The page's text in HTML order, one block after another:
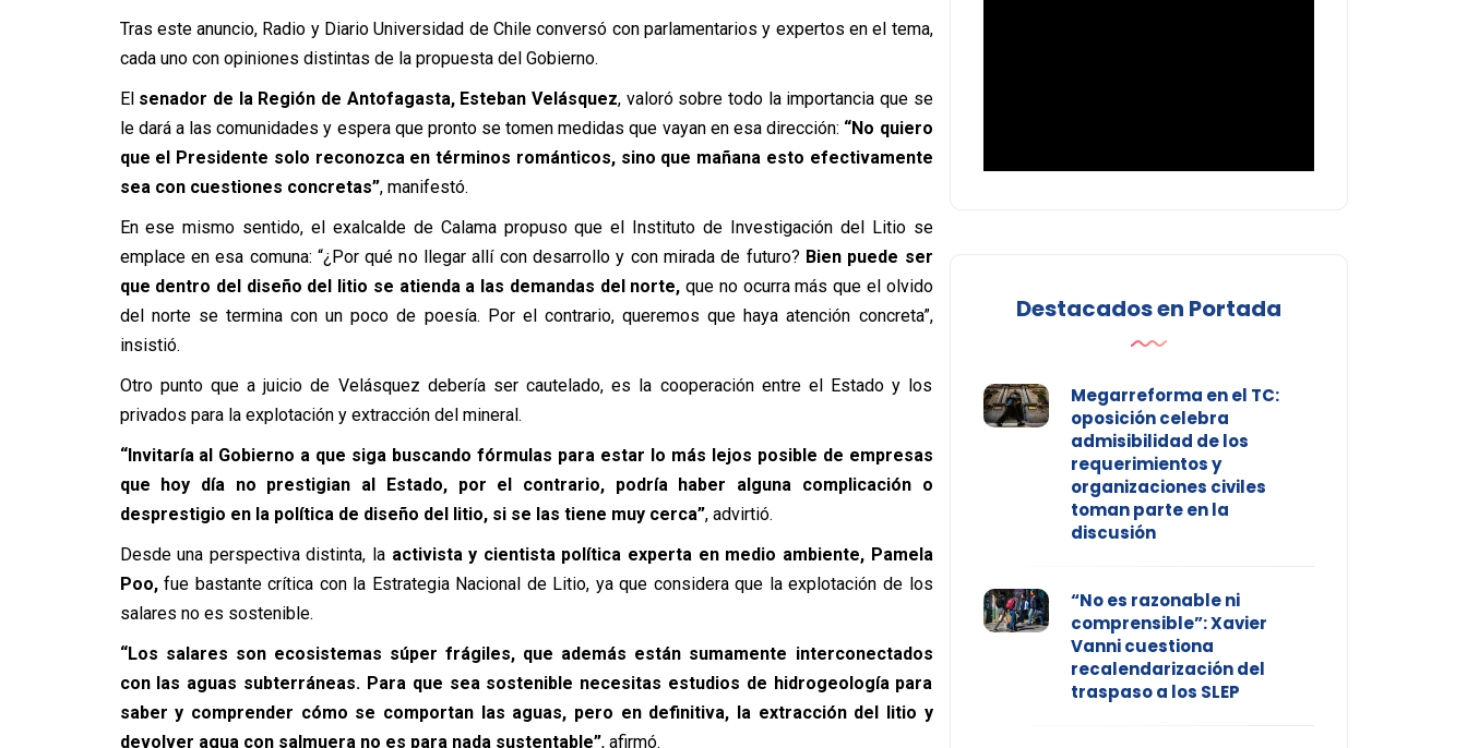
Tras este anuncio, Radio y Diario Universidad de Chile conversó con parlamentarios y expertos en el tema,
cada uno con opiniones distintas de la propuesta del Gobierno.
El senador de la Región de Antofagasta, Esteban Velásquez, valoró sobre todo la importancia que se
le dará a las comunidades y espera que pronto se tomen medidas que vayan en esa dirección: “No quiero
que el Presidente solo reconozca en términos románticos, sino que mañana esto efectivamente
sea con cuestiones concretas”, manifestó.
En ese mismo sentido, el exalcalde de Calama propuso que el Instituto de Investigación del Litio se
emplace en esa comuna: “¿Por qué no llegar allí con desarrollo y con mirada de futuro? Bien puede ser
que dentro del diseño del litio se atienda a las demandas del norte, que no ocurra más que el olvido
del norte se termina con un poco de poesía. Por el contrario, queremos que haya atención concreta”,
insistió.
Otro punto que a juicio de Velásquez debería ser cautelado, es la cooperación entre el Estado y los
privados para la explotación y extracción del mineral.
“Invitaría al Gobierno a que siga buscando fórmulas para estar lo más lejos posible de empresas
que hoy día no prestigian al Estado, por el contrario, podría haber alguna complicación o
desprestigio en la política de diseño del litio, si se las tiene muy cerca”, advirtió.
Desde una perspectiva distinta, la activista y cientista política experta en medio ambiente, Pamela
Poo,fue bastante crítica con la Estrategia Nacional de Litio, ya que considera que la explotación de los
salares no es sostenible.
“Los salares son ecosistemas súper frágiles, que además están sumamente interconectados
con las aguas subterráneas. Para que sea sostenible necesitas estudios de hidrogeología para
saber y comprender cómo se comportan las aguas, pero en definitiva, la extracción del litio y
devolver agua con salmuera no es para nada sustentable”, afirmó.
Destacados en Portada
Megarreforma en el TC:
oposición celebra
admisibilidad de los
requerimientos y
organizaciones civiles
toman parte en la
discusión
“No es razonable ni
comprensible”: Xavier
Vanni cuestiona
recalendarización del
traspaso a los SLEP